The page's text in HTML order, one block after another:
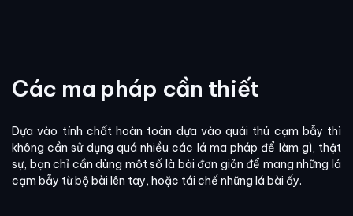
Các ma pháp cần thiết
Dựa vào tính chất hoàn toàn dựa vào quái thú cạm bẫy thì
không cần sử dụng quá nhiều các lá ma pháp để làm gì, thật
sự, bạn chỉ cần dùng một số là bài đơn giản để mang những lá
cạm bẫy từ bộ bài lên tay, hoặc tái chế những lá bài ấy.